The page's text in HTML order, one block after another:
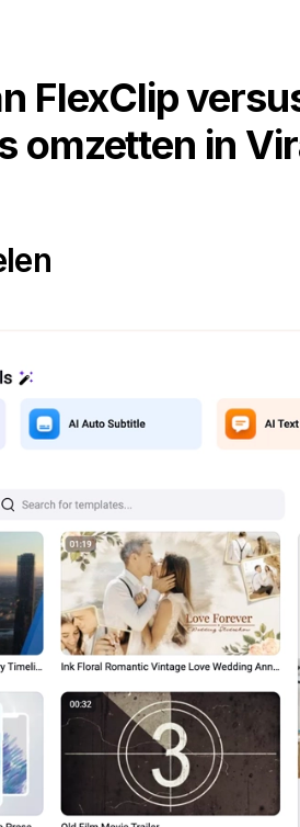
FlexClip
omzetten in